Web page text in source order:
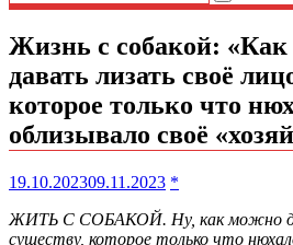
Жизнь с собакой:
давать лизать своё
которое только что
облизывало своё
19.10.202309.11.2023 *
ЖИТЬ С СОБАКОЙ. Ну, как можно
существу, которое только что